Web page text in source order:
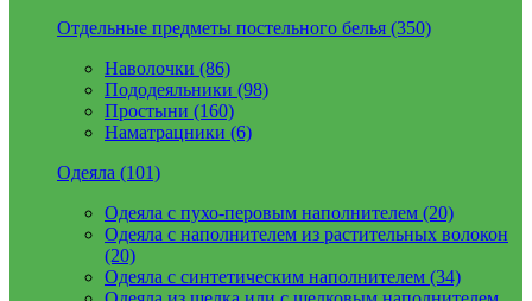
Отдельные предметы постельного белья (350)
Наволочки (86)
Пододеяльники (98)
Простыни (160)
Наматрацники (6)
Одеяла (101)
Одеяла с пухо-перовым наполнителем (20)
Одеяла с наполнителем из растительных волокон
(20)
Одеяла с синтетическим наполнителем (34)